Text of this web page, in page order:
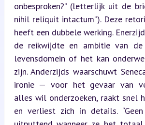
onbesproken?” (letterlijk uit de
nihil reliquit intactum”). Deze
heeft een dubbele werking.
de reikwijdte en ambitie van
levensdomein of het kan
zijn. Anderzijds waarschuwt
ironie — voor het gevaar van
alles wil onderzoeken, raakt snel
en verliest zich in details.